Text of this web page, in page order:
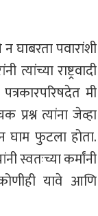
न घाबरता पवारांशी
त्यांच्या राष्ट्रवादी
मी
प्रश्नत्यांना जेव्हा
घाम फुटला होता.
स्वतःच्या कर्मांनी
यावे आणि